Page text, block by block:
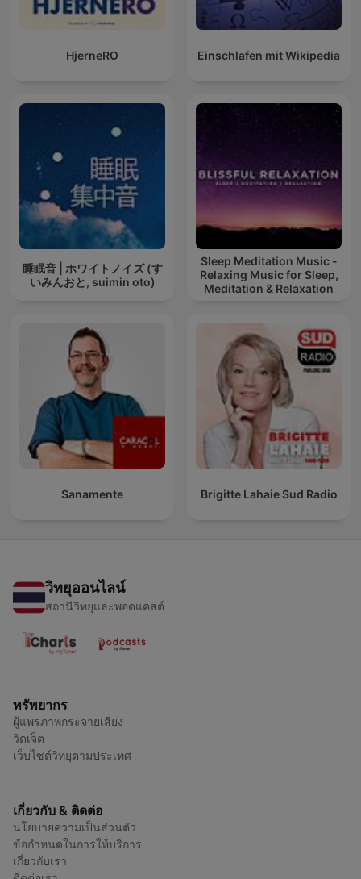
HjerneRO Einschlafen mit Wikipedia
睡眠音 | ホワイトノイズ (す
いみんおと, suimin oto)
Sleep Meditation Music -
Relaxing Music for Sleep,
Meditation & Relaxation
Sanamente Brigitte Lahaie Sud Radio
วิทยุออนไลน์
สถานีวิทยุและพอดแคสต์
ทรัพยากร
ผู้แพร่ภาพกระจายเสียง
วิดเจ็ต
เว็บไซต์วิทยุตามประเทศ
เกี่ยวกับ & ติดต่อ
นโยบายความเป็นส่วนตัว
ข้อกำหนดในการให้บริการ
เกี่ยวกับเรา